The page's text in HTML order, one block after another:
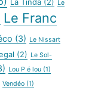
La Tinda (2) Le
Le Franc
(3) Le Nissart
(2) Le Sol-
Lou P é lou (1)
Vendéo (1)